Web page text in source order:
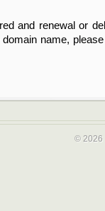
and renewal or
name,
und die
sind und
Ihren Service-
© 2026